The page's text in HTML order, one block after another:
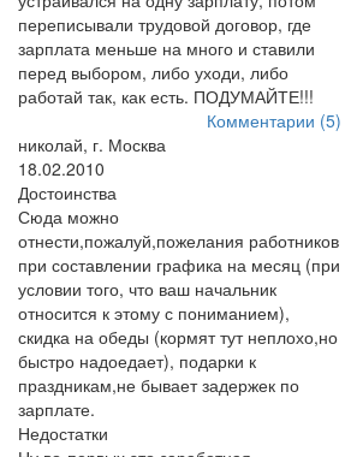
переписывали трудовой договор, где
зарплата меньше на много и ставили
перед выбором, либо уходи, либо
работай так, как есть. ПОДУМАЙТЕ!!!
Комментарии (5)
николай, г. Москва
18.02.2010
Достоинства
Сюда можно
отнести,пожалуй,пожелания работников
при составлении графика на месяц (при
условии того, что ваш начальник
относится к этому с пониманием),
скидка на обеды (кормят тут неплохо,но
быстро надоедает), подарки к
праздникам,не бывает задержек по
зарплате.
Недостатки